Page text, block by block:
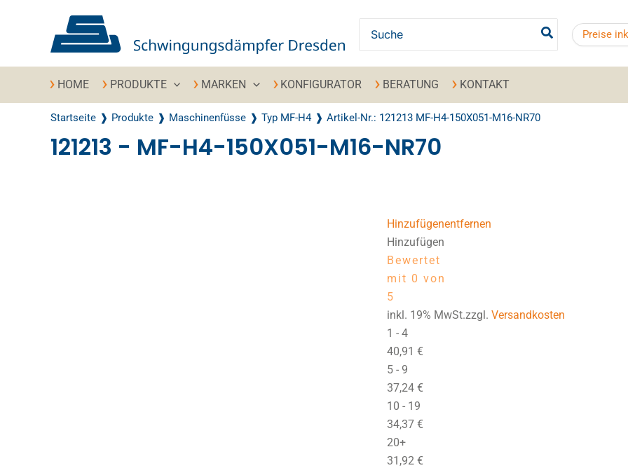
Preise
HOME PRODUKTE MARKEN KONFIGURATOR BERATUNG KONTAKT
Startseite Produkte Maschinenfüsse Typ MF-H4 Artikel-Nr.: 121213 MF-H4-150X051-M16-NR70
121213 - MF-H4-150X051-M16-NR70
Hinzufügenentfernen
Hinzufügen
Bewertet
mit 0 von
5
inkl. 19% MwSt.zzgl. Versandkosten
1 - 4
40,91 €
5 - 9
37,24 €
10 - 19
34,37 €
20+
31,92 €